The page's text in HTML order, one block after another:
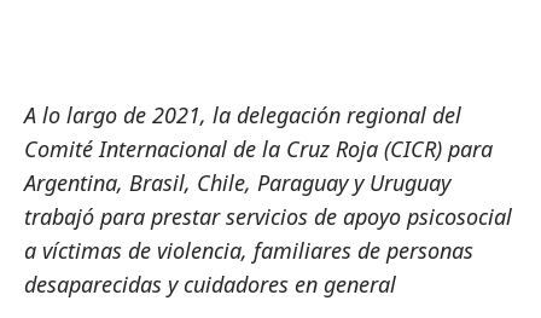
A lo largo de 2021, la delegación regional del
Comité Internacional de la Cruz Roja (CICR) para
Argentina, Brasil, Chile, Paraguay y Uruguay
trabajó para prestar servicios de apoyo psicosocial
a víctimas de violencia, familiares de personas
desaparecidas y cuidadores en general